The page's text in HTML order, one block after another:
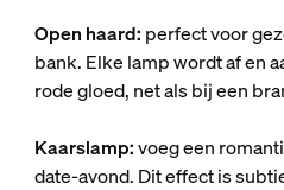
Open haard: perfect voor
bank. Elke lamp wordt af en
rode gloed, net als bij een
Kaarslamp:voeg een
date-avond. Dit effect is